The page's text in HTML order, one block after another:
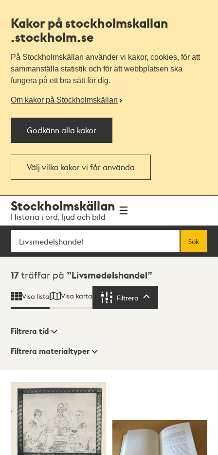
Kakor på stockholmskallan
.stockholm.se
På Stockholmskällan använder vi kakor, cookies, för att
sammanställa statistik och för att webbplatsen ska
fungera på ett bra sätt för dig.
Om kakor på Stockholmskällan
Godkänn alla kakor
Välj vilka kakor vi får använda
navigationen
huvudinnehållet
Stockholmskällan
Historia i ord, ljud och bild
Sök
Sök
Sökresultat
17 träffar på Livsmedelshandel
Visa lista Visa karta Filtrera
Visningsläge
Lista
Karta
Filtrera tid
Filtrera materialtyper
träffar